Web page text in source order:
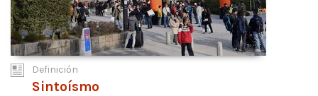
Definición
Sintoísmo